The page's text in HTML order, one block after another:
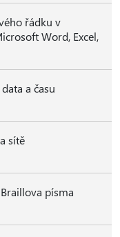
řádku v
Word, Excel,
a času
sítě
písma